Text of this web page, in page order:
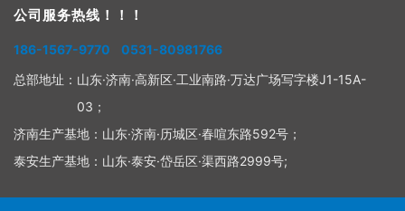
公司服务热线！！！
186-1567-9770 0531-80981766
总部地址： 山东·济南·高新区·工业南路·万达广场写字楼J1-15A-
03；
济南生产基地： 山东·济南·历城区·春喧东路592号；
泰安生产基地： 山东·泰安·岱岳区·渠西路2999号;